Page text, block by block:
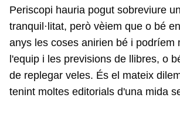
Periscopi hauria pogut sobreviure
tranquil·litat, però vèiem que o bé
anys les coses anirien bé i podríem
l'equip i les previsions de llibres, o
de replegar veles. És el mateix
tenint moltes editorials d'una mida